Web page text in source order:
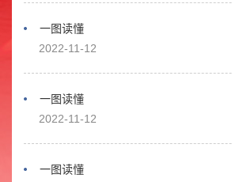
一图读懂
2022-11-12
一图读懂
2022-11-12
一图读懂